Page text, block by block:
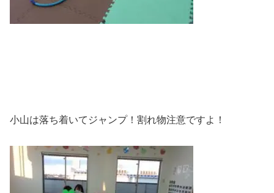
小山は落ち着いてジャンプ！割れ物注意ですよ！